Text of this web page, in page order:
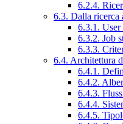
6.2.4.
6.3. Dalla ricerca
6.3.1. User
6.3.2. Job
6.3.3.
6.4. Architettura
6.4.1.
6.4.2.
6.4.3.
6.4.4.
6.4.5.